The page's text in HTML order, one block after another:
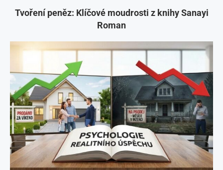
Tvoření peněz: Klíčové moudrosti z knihy Sanayi
Roman